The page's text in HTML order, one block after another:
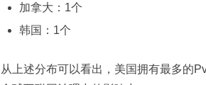
加拿大：1个
韩国：1个
从上述分布可以看出，美国拥有最多的